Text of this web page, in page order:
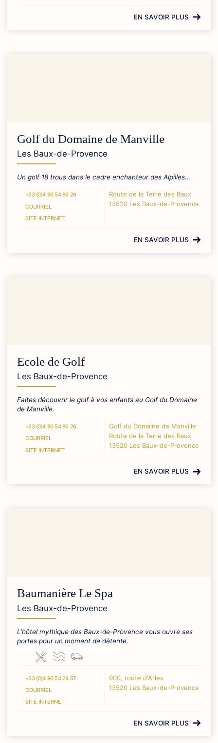
EN SAVOIR PLUS
Golf du Domaine de Manville
Les Baux-de-Provence
Un golf 18 trous dans le cadre enchanteur des Alpilles…
+33 (0)4 90 54 86 26
COURRIEL
SITE INTERNET
Route de la Terre des Baux
13520 Les Baux-de-Provence
EN SAVOIR PLUS
Ecole de Golf
Les Baux-de-Provence
Faites découvrir le golf à vos enfants au Golf du Domaine
de Manville.
+33 (0)4 90 54 86 26
COURRIEL
SITE INTERNET
Golf du Domaine de Manville
Route de la Terre des Baux
13520 Les Baux-de-Provence
EN SAVOIR PLUS
Baumanière Le Spa
Les Baux-de-Provence
L’hôtel mythique des Baux-de-Provence vous ouvre ses
portes pour un moment de détente.
+33 (0)4 90 54 24 67
COURRIEL
SITE INTERNET
900, route d'Arles
13520 Les Baux-de-Provence
EN SAVOIR PLUS